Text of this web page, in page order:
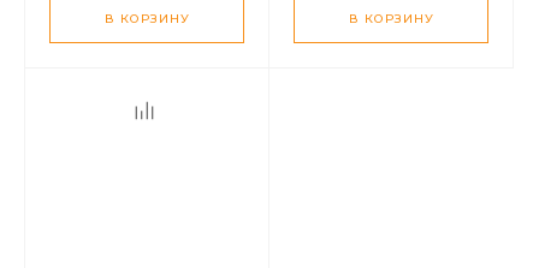
В КОРЗИНУ В КОРЗИНУ